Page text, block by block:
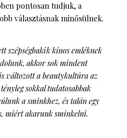
pontosan tudjuk, a
választásnak minősülnek.
szépségbakik kínos emléknek
akkor sok mindent
változott a beautykultúra az
sokkal tudatosabbak
a sminkhez, és talán egy
miért akarunk sminkelni.